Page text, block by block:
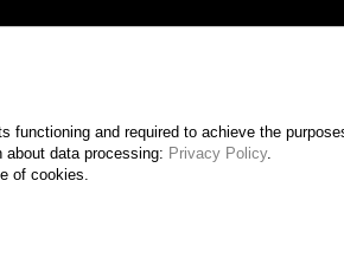
+ parts 40.00€
and required to achieve the
about data processing: Privacy Policy.
of cookies.